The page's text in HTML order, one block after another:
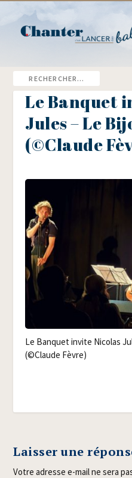
Le Banquet
Jules – Le
(©Claude
Le Ban­quet invite Nico­las
(©Claude Fèvre)
Laisser une
Votre adresse e-mail ne sera